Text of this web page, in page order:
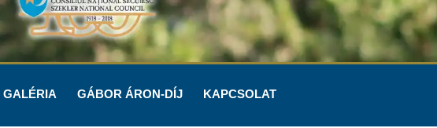
GALÉRIA GÁBOR ÁRON-DÍJ KAPCSOLAT